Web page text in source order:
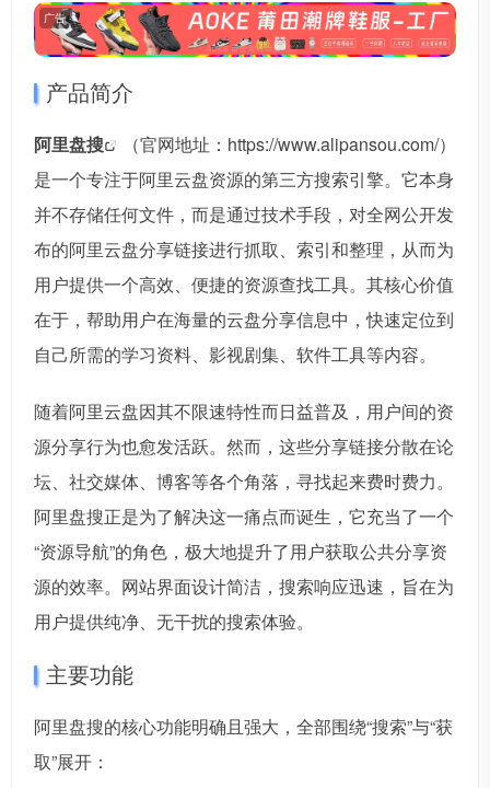
广告
产品简介
阿里盘搜
（官网地址：https://www.alipansou.com/）
是一个专注于阿里云盘资源的第三方搜索引擎。它本身
并不存储任何文件，而是通过技术手段，对全网公开发
布的阿里云盘分享链接进行抓取、索引和整理，从而为
用户提供一个高效、便捷的资源查找工具。其核心价值
在于，帮助用户在海量的云盘分享信息中，快速定位到
自己所需的学习资料、影视剧集、软件工具等内容。
随着阿里云盘因其不限速特性而日益普及，用户间的资
源分享行为也愈发活跃。然而，这些分享链接分散在论
坛、社交媒体、博客等各个角落，寻找起来费时费力。
阿里盘搜正是为了解决这一痛点而诞生，它充当了一个
“资源导航”的角色，极大地提升了用户获取公共分享资
源的效率。网站界面设计简洁，搜索响应迅速，旨在为
用户提供纯净、无干扰的搜索体验。
主要功能
阿里盘搜的核心功能明确且强大，全部围绕“搜索”与“获
取”展开：